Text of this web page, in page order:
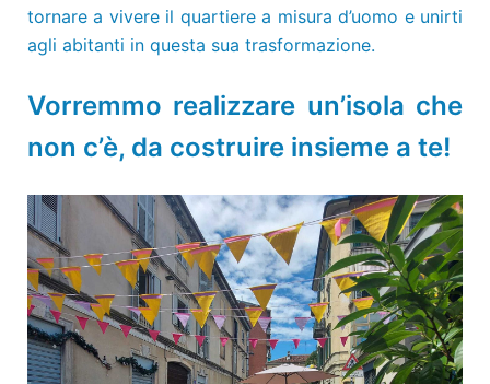
tornare a vivere il quartiere a misura d’uomo e unirti
agli abitanti in questa sua trasformazione.
Vorremmo realizzare un’isola che
non c’è, da costruire insieme a te!